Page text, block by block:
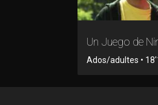
Un Juego de
Ados/adultes •